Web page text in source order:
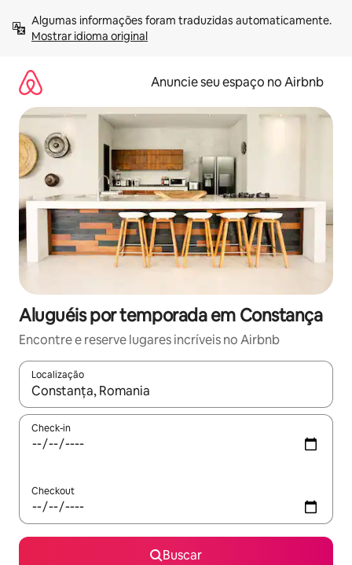
para
Mostrar idioma original
Anuncie seu espaço no Airbnb
Aluguéis por temporada em Constança
Encontre e reserve lugares incríveis no Airbnb
Localização
Quando os resultados estiverem disponíveis, explore-os
Check-in
Checkout
Buscar